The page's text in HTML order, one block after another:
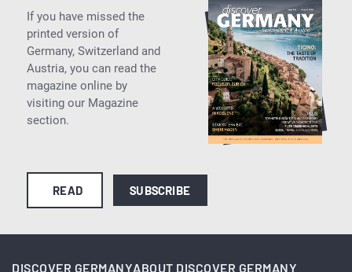
If you have missed the
printed version of
Germany, Switzerland and
Austria, you can read the
magazine online by
visiting our Magazine
section.
READ SUBSCRIBE
DISCOVER GERMANYABOUT DISCOVER GERMANY